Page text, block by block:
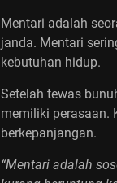
Mentari adalah
janda. Mentari
kebutuhan hidup.
Setelah tewas
memiliki perasaan.
berkepanjangan.
“Mentari adalah